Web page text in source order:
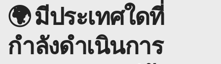
🌍 มีประเทศใดที่
กำลังดำเนินการ